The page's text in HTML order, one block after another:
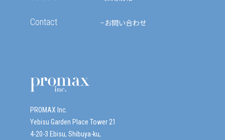
Contact お問い合わせ
PROMAX Inc.
Yebisu Garden Place Tower 21
4-20-3 Ebisu, Shibuya-ku,